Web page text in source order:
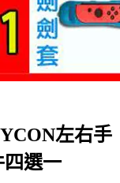
左右手
四選一